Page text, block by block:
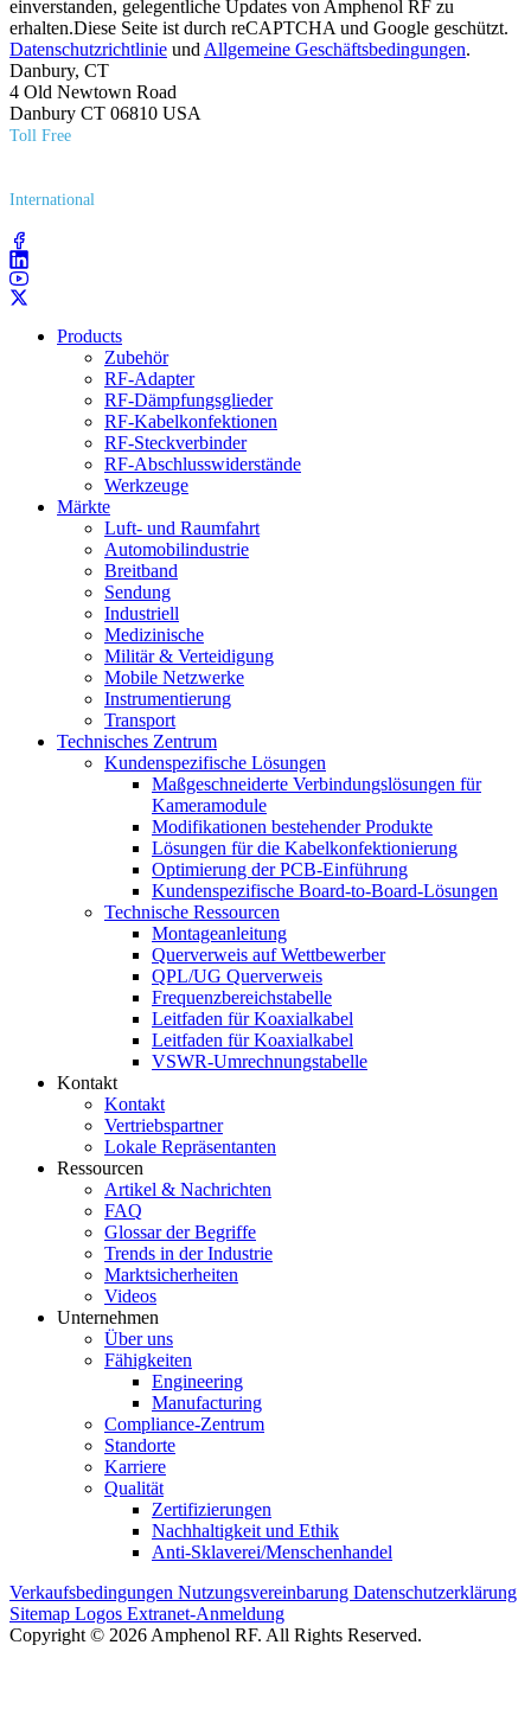
einverstanden, gelegentliche Updates von Amphenol RF zu
erhalten.Diese Seite ist durch reCAPTCHA und Google geschützt.
Datenschutzrichtlinie und Allgemeine Geschäftsbedingungen.
Danbury, CT
4 Old Newtown Road
Danbury CT 06810 USA
Toll Free
International
Products
Zubehör
RF-Adapter
RF-Dämpfungsglieder
RF-Kabelkonfektionen
RF-Steckverbinder
RF-Abschlusswiderstände
Werkzeuge
Märkte
Luft- und Raumfahrt
Automobilindustrie
Breitband
Sendung
Industriell
Medizinische
Militär & Verteidigung
Mobile Netzwerke
Instrumentierung
Transport
Technisches Zentrum
Kundenspezifische Lösungen
Maßgeschneiderte Verbindungslösungen für
Kameramodule
Modifikationen bestehender Produkte
Lösungen für die Kabelkonfektionierung
Optimierung der PCB-Einführung
Kundenspezifische Board-to-Board-Lösungen
Technische Ressourcen
Montageanleitung
Querverweis auf Wettbewerber
QPL/UG Querverweis
Frequenzbereichstabelle
Leitfaden für Koaxialkabel
Leitfaden für Koaxialkabel
VSWR-Umrechnungstabelle
Kontakt
Kontakt
Vertriebspartner
Lokale Repräsentanten
Ressourcen
Artikel & Nachrichten
FAQ
Glossar der Begriffe
Trends in der Industrie
Marktsicherheiten
Videos
Unternehmen
Über uns
Fähigkeiten
Engineering
Manufacturing
Compliance-Zentrum
Standorte
Karriere
Qualität
Zertifizierungen
Nachhaltigkeit und Ethik
Anti-Sklaverei/Menschenhandel
Verkaufsbedingungen Nutzungsvereinbarung Datenschutzerklärung
Sitemap Logos Extranet-Anmeldung
Copyright © 2026 Amphenol RF. All Rights Reserved.